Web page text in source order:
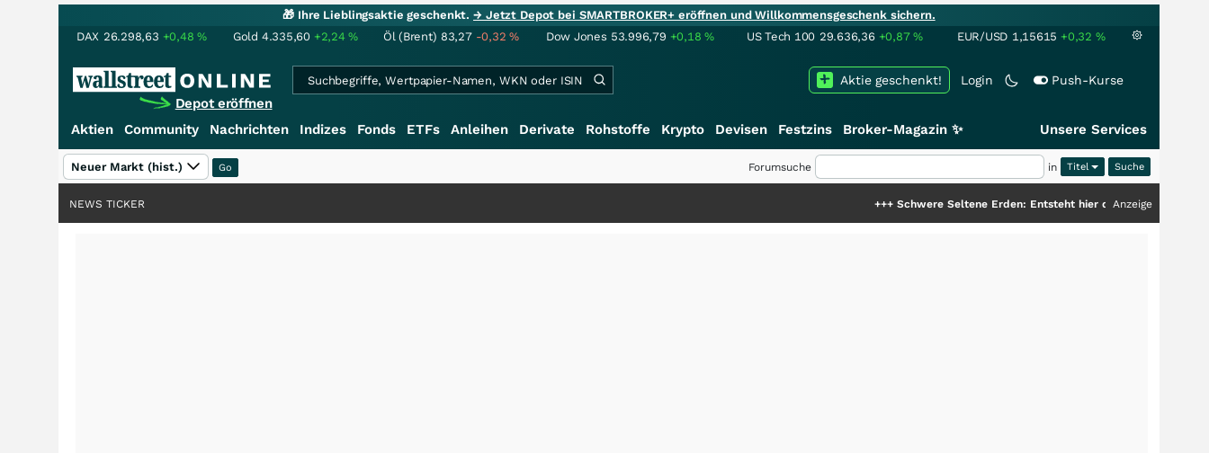
🎁 Ihre Lieblingsaktie geschenkt.→ Jetzt Depot bei SMARTBROKER+ eröffnen und Willkommensgeschenk sichern.
DAX 26.298,63 +0,48% Gold 4.335,60 +2,24% Öl (Brent) 83,27 -0,32% Dow Jones 53.996,79 +0,18% US Tech 100 29.636,36 +0,87% EUR/USD 1,15615 +0,32 %
Depot eröffnen
Login Push-Kurse
Aktie geschenkt!
Aktien Community Nachrichten Indizes Fonds ETFs Anleihen Derivate Rohstoffe Krypto Devisen Festzins Broker-Magazin ✨ Unsere Services
Neuer Markt (hist.) Forumsuche in Titel
Schwere Seltene Erden: Entsteht hier die nächste Milliardenstory?
Anzeige
NEWS TICKER